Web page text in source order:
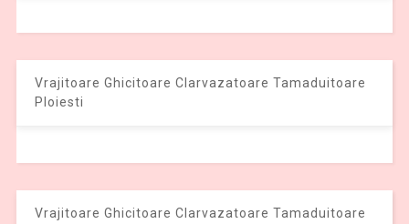
Vrajitoare Ghicitoare Clarvazatoare Tamaduitoare
Ploiesti
Vrajitoare Ghicitoare Clarvazatoare Tamaduitoare